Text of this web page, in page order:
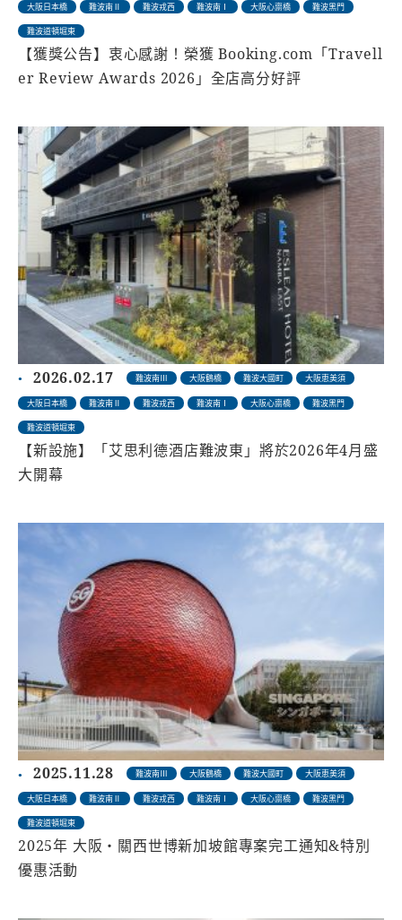
大阪日本橋 難波南Ⅱ 難波戎西 難波南Ⅰ 大阪心齋橋 難波黑門
難波道頓堀東
【獲獎公告】衷心感謝！榮獲 Booking.com「Travell
er Review Awards 2026」全店高分好評
2026.02.17 難波南Ⅲ 大阪鶴橋 難波大國町 大阪恵美須
大阪日本橋 難波南Ⅱ 難波戎西 難波南Ⅰ 大阪心齋橋 難波黑門
難波道頓堀東
【新設施】「艾思利德酒店難波東」將於2026年4月盛
大開幕
2025.11.28 難波南Ⅲ 大阪鶴橋 難波大國町 大阪恵美須
大阪日本橋 難波南Ⅱ 難波戎西 難波南Ⅰ 大阪心齋橋 難波黑門
難波道頓堀東
2025年 大阪・關西世博新加坡館專案完工通知&特別
優惠活動